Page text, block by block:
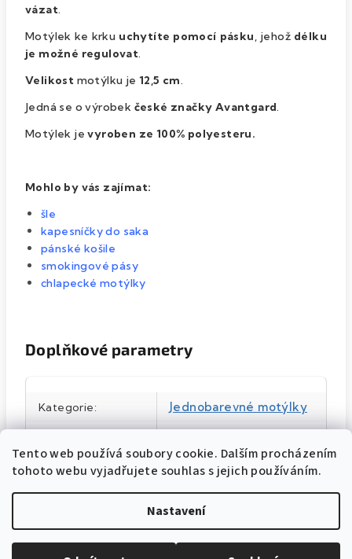
Tento web používá soubory cookie. Dalším procházením
tohoto webu vyjadřujete souhlas s jejich používáním.
Nastavení
vázat.
Motýlek ke krku uchytíte pomocí pásku , jehož délku
je možné regulovat.
Velikost motýlku je12,5 cm.
Jedná se o výrobek české značky Avantgard.
Motýlek jevyroben ze 100% polyesteru.
Mohlo by vás zajímat:
šle
kapesníčky do saka
pánské košile
smokingové pásy
chlapecké motýlky
Doplňkové parametry
Kategorie: Jednobarevné motýlky
Katalogové číslo: 57590130
Šířka motýlku: 12,5 cm
Velikost: 12,5 cm
100% polyester